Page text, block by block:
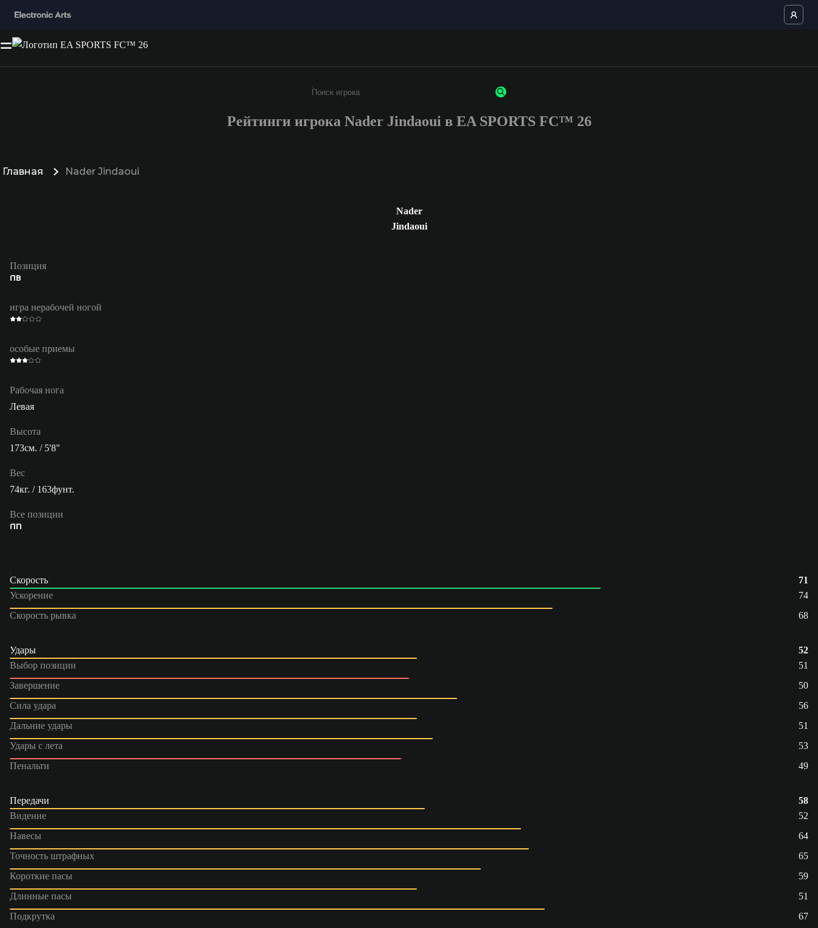
Введите не менее 3 символов или цифр
Рейтинги игрока Nader Jindaoui в EA SPORTS FC™ 26
Главная Nader Jindaoui
Nader
Jindaoui
Позиция
ПВ
игра нерабочей ногой
особые приемы
Рабочая нога
Левая
Высота
173см. / 5'8"
Вес
74кг. / 163фунт.
Все позиции
ПП
Скорость
71
Ускорение
74
Скорость рывка
68
Удары
52
Выбор позиции
51
Завершение
50
Сила удара
56
Дальние удары
51
Удары с лета
53
Пенальти
49
Передачи
58
Видение
52
Навесы
64
Точность штрафных
65
Короткие пасы
59
Длинные пасы
51
Подкрутка
67